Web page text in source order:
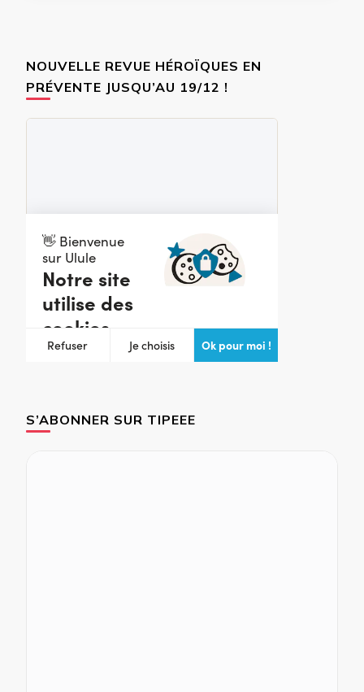
NOUVELLE REVUE HÉROÏQUES EN
PRÉVENTE JUSQU’AU 19/12 !
S’ABONNER SUR TIPEEE